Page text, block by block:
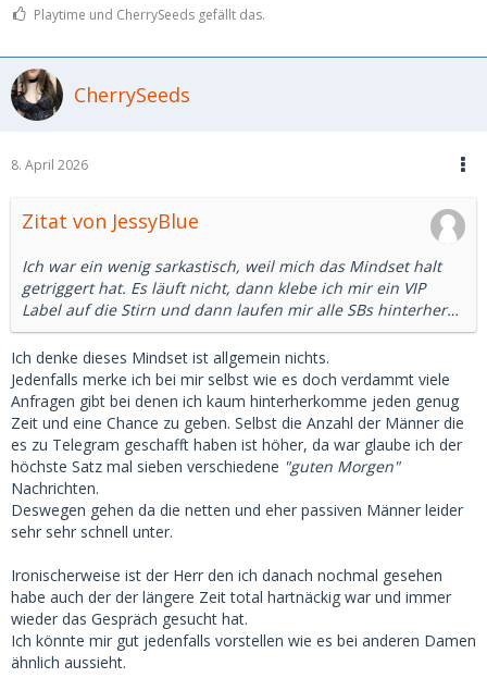
Statistik, das du so schön in einem anderen Post
Wahrscheinlichkeit, dass es zu einem Date kommt. Bei mir
sind es ca. 8-10%.
Ich war ein wenig sarkastisch, weil mich das Mindset halt
Label auf die Stirn und dann laufen mir alle SBs hinterher…
Playtime und CherrySeeds gefällt das.
CherrySeeds
8. April 2026
Zitat von JessyBlue
Ich war ein wenig sarkastisch, weil mich das Mindset halt
getriggert hat. Es läuft nicht, dann klebe ich mir ein VIP
Label auf die Stirn und dann laufen mir alle SBs hinterher…
Ich denke dieses Mindset ist allgemein nichts.
Jedenfalls merke ich bei mir selbst wie es doch verdammt viele
Anfragen gibt bei denen ich kaum hinterherkomme jeden genug
Zeit und eine Chance zu geben. Selbst die Anzahl der Männer die
es zu Telegram geschafft haben ist höher, da war glaube ich der
höchste Satz mal sieben verschiedene "guten Morgen"
Nachrichten.
Deswegen gehen da die netten und eher passiven Männer leider
sehr sehr schnell unter.
Ironischerweise ist der Herr den ich danach nochmal gesehen
habe auch der der längere Zeit total hartnäckig war und immer
wieder das Gespräch gesucht hat.
Ich könnte mir gut jedenfalls vorstellen wie es bei anderen Damen
ähnlich aussieht.